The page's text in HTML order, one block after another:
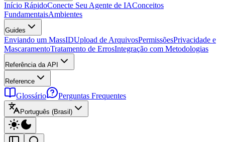
Início RápidoConecte Seu Agente de IAConceitos
FundamentaisAmbientes
Guides
Enviando um MassIDUpload de ArquivosPermissõesPrivacidade e
MascaramentoTratamento de ErrosIntegração com Metodologias
Referência da API
Reference
Glossário Perguntas Frequentes
Português (Brasil)